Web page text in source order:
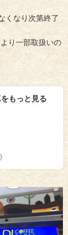
くなり次第終了
り一部取扱いの
もっと見る